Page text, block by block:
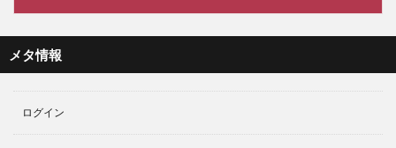
メタ情報
ログイン